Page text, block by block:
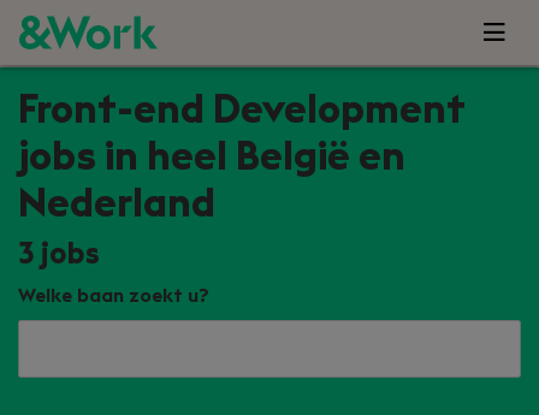
Front-end Development
jobs in heel België en
Nederland
3 jobs
Welke baan zoekt u?